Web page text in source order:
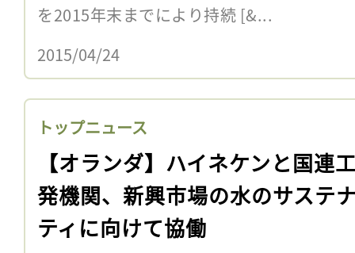
を2015年末までにより持続 [&...
2015/04/24
トップニュース
【オランダ】ハイネケンと国連
発機関、新興市場の水のサステ
ティに向けて協働